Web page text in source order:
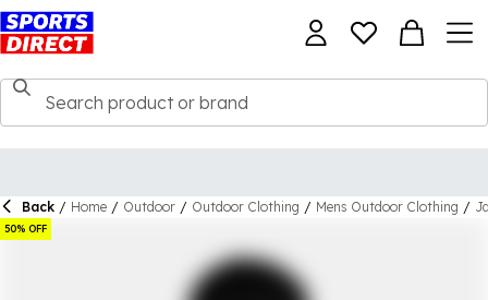
Back / Home / Outdoor / Outdoor Clothing / Mens Outdoor Clothing /
50% OFF